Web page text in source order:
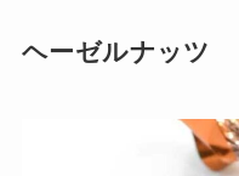
ヘーゼルナッツ